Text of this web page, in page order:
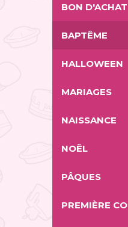
BON D'ACHAT
BAPTÊME
HALLOWEEN
MARIAGES
NAISSANCE
NOËL
PÂQUES
PREMIÈRE